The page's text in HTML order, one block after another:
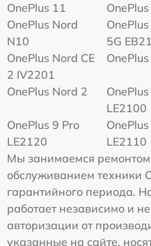
OnePlus 11
OnePlus Nord
N10
5G
OnePlus Nord CE
2 IV2201
OnePlus Nord 2
LE2100
OnePlus 9 Pro
LE2120
LE2110
Мы занимаемся ремонтом
обслуживанием техники
гарантийного периода.
работает независимо и
авторизации от
указанные на сайте,